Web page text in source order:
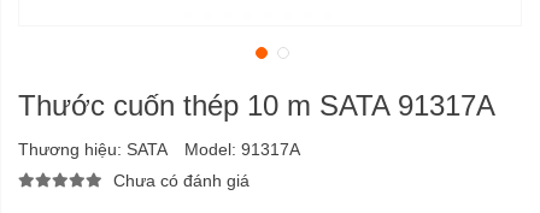
Thước cuốn thép 10 m SATA 91317A
Thương hiệu: SATA Model: 91317A
Chưa có đánh giá